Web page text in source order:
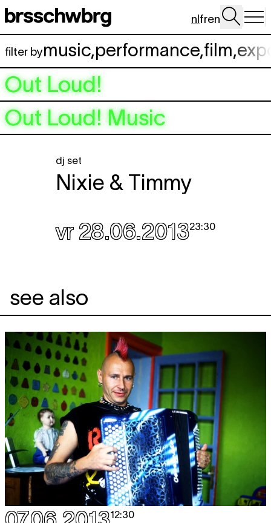
Spring naar hoofdinhoud
nlfren
filter bymusic,performance,film,
Out Loud!
Out Loud! Music
dj set
Nixie & Timmy
vr 28.06.201323:30
see also
12:30